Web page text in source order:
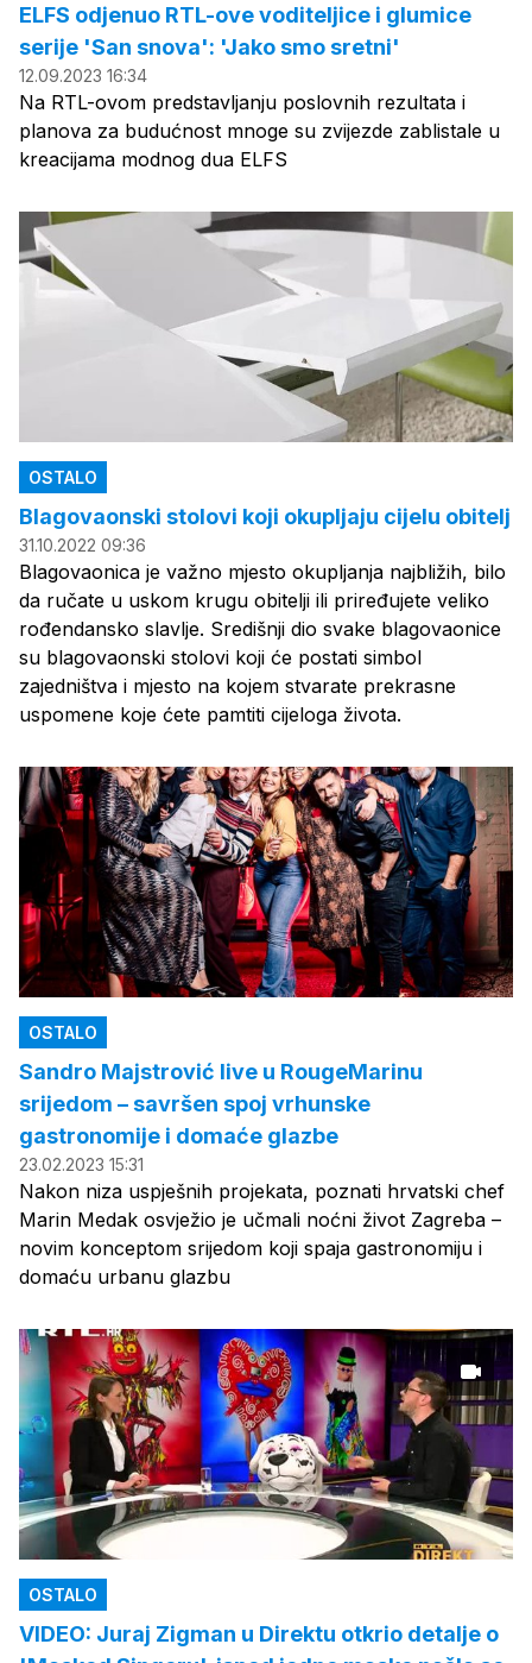
ELFS odjenuo RTL-ove voditeljice i glumice
serije 'San snova': 'Jako smo sretni'
12.09.2023 16:34
Na RTL-ovom predstavljanju poslovnih rezultata i
planova za budućnost mnoge su zvijezde zablistale u
kreacijama modnog dua ELFS
OSTALO
Blagovaonski stolovi koji okupljaju cijelu obitelj
31.10.2022 09:36
Blagovaonica je važno mjesto okupljanja najbližih, bilo
da ručate u uskom krugu obitelji ili priređujete veliko
rođendansko slavlje. Središnji dio svake blagovaonice
su blagovaonski stolovi koji će postati simbol
zajedništva i mjesto na kojem stvarate prekrasne
uspomene koje ćete pamtiti cijeloga života.
OSTALO
Sandro Majstrović live u RougeMarinu
srijedom – savršen spoj vrhunske
gastronomije i domaće glazbe
23.02.2023 15:31
Nakon niza uspješnih projekata, poznati hrvatski chef
Marin Medak osvježio je učmali noćni život Zagreba –
novim konceptom srijedom koji spaja gastronomiju i
domaću urbanu glazbu
OSTALO
VIDEO: Juraj Zigman u Direktu otkrio detalje o